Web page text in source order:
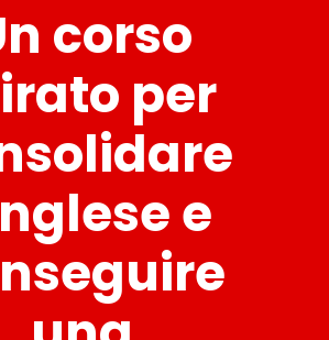
corso
per
e